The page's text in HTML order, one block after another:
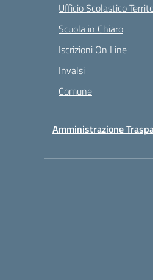
Ufficio Scolastico
Scuola in Chiaro
Iscrizioni On Line
Invalsi
Comune
Amministrazione